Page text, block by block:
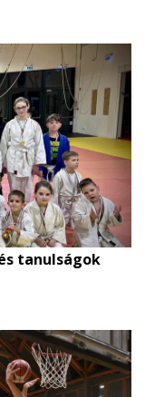
tanulságok